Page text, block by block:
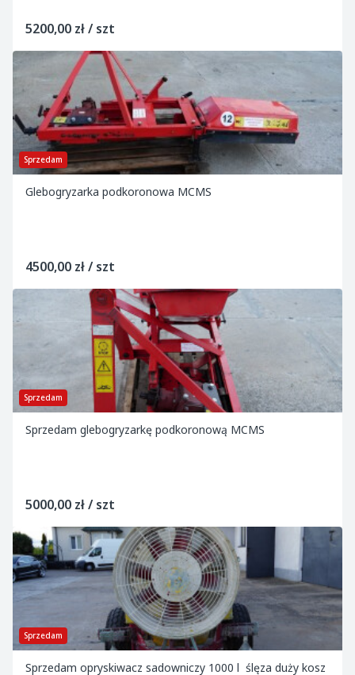
5200,00 zł / szt
Sprzedam
Glebogryzarka podkoronowa MCMS
4500,00 zł / szt
Sprzedam
Sprzedam glebogryzarkę podkoronową MCMS
5000,00 zł / szt
Sprzedam
Sprzedam opryskiwacz sadowniczy 1000 l ślęza duży kosz